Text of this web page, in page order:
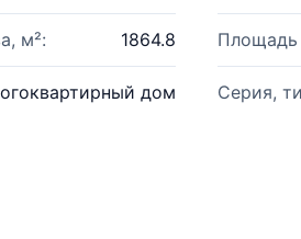
м²: 1864.8 Площадь
дом Серия,